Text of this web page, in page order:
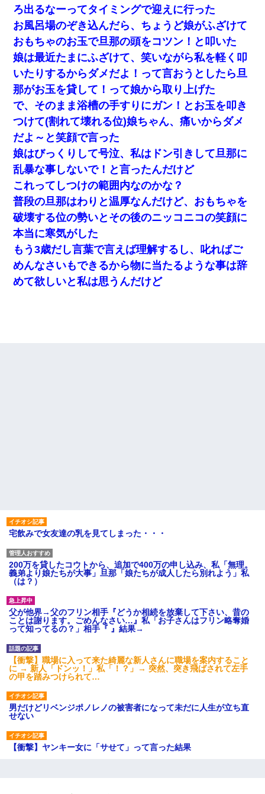
ろ出るなーってタイミングで迎えに行った
お風呂場のぞき込んだら、ちょうど娘がふざけて
おもちゃのお玉で旦那の頭をコツン！と叩いた
娘は最近たまにふざけて、笑いながら私を軽く叩
いたりするからダメだよ！って言おうとしたら旦
那がお玉を貸して！って娘から取り上げた
で、そのまま浴槽の手すりにガン！とお玉を叩き
つけて(割れて壊れる位)娘ちゃん、痛いからダメ
だよ～と笑顔で言った
娘はびっくりして号泣、私はドン引きして旦那に
乱暴な事しないで！と言ったんだけど
これってしつけの範囲内なのかな？
普段の旦那はわりと温厚なんだけど、おもちゃを
破壊する位の勢いとその後のニッコニコの笑顔に
本当に寒気がした
もう3歳だし言葉で言えば理解するし、叱ればご
めんなさいもできるから物に当たるような事は辞
めて欲しいと私は思うんだけど
宅飲みで女友達の乳を見てしまった・・・
200万を貸したコウトから、追加で400万の申し込み、私「無理。
義弟より娘たちが大事」旦那「娘たちが成人したら別れよう」私
（は？）
父が他界→父のフリン相手『どうか相続を放棄して下さい、昔の
ことは謝ります。ごめんなさい…』私「お子さんはフリン略奪婚
って知ってるの？」相手『 』結果→
【衝撃】職場に入って来た綺麗な新人さんに職場を案内すること
に → 新人「ドンッ！」私「！？」→ 突然、突き飛ばされて左手
の甲を踏みつけられて…
男だけどリベンジポノレノの被害者になって未だに人生が立ち直
せない
【衝撃】ヤンキー女に「サせて」って言った結果